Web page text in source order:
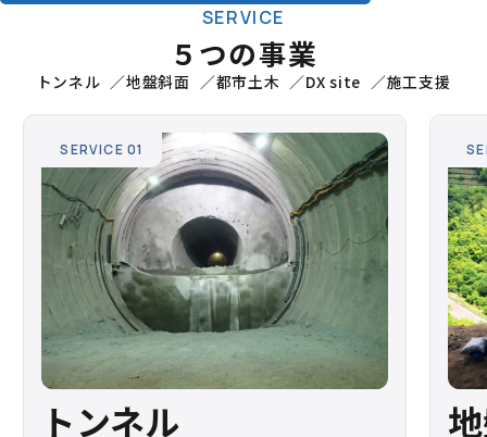
SERVICE
５つの事業
トンネル 地盤斜面 都市土木 DX site 施工支援
SERVICE 01
トンネル